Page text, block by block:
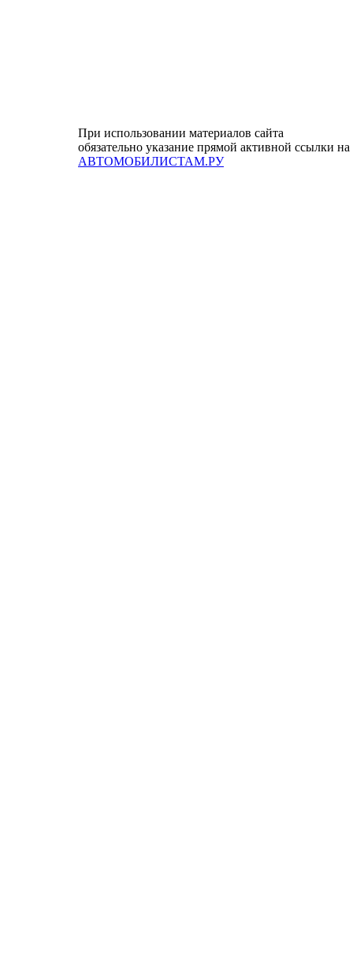
При использовании материалов сайта
обязательно указание прямой активной ссылки на
АВТОМОБИЛИСТАМ.РУ